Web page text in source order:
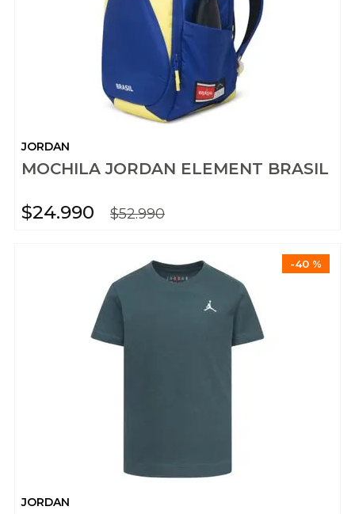
JORDAN
MOCHILA JORDAN ELEMENT BRASIL
$24.990 $52.990
-40 %
JORDAN